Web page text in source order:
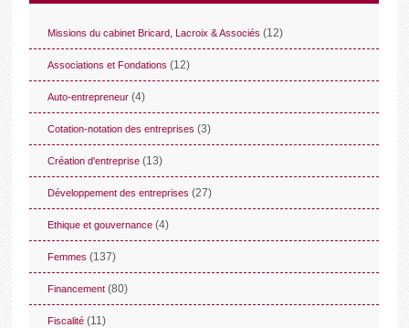
Missions du cabinet Bricard, Lacroix & Associés (12)
Associations et Fondations (12)
Auto-entrepreneur (4)
Cotation-notation des entreprises (3)
Création d'entreprise (13)
Développement des entreprises (27)
Ethique et gouvernance (4)
Femmes (137)
Financement (80)
Fiscalité (11)